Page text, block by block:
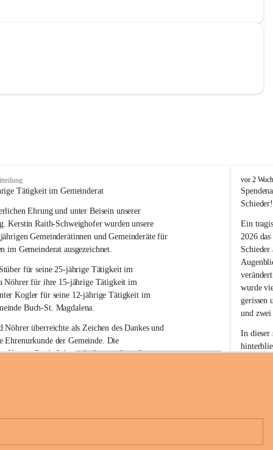
Tätigkeit im Gemeinderat
Ehrung und unter Beisein unserer
Kerstin Raith-Schweighofer wurden unsere
Gemeinderätinnen und Gemeinderäte für
im Gemeinderat ausgezeichnet.
für seine 25-jährige Tätigkeit im
Nöhrer für ihre 15-jährige Tätigkeit im
Kogler für seine 12-jährige Tätigkeit im
Buch-St. Magdalena.
Nöhrer überreichte als Zeichen des Dankes und
Ehrenurkunde der Gemeinde. Die
Kerstin Raith-Schweighofer würdigte die
+6
B
u
c
-
S
t
.
M
a
g
d
a
e
n
a
vor 2
Schieder!
Ein
2026
wurde
gerissen
und
In dieser